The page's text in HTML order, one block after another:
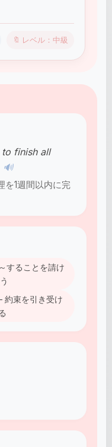
🔖 レベル：中級
finish all
🔊
を1週間以内に完
することを請け
約束を引き受け
る